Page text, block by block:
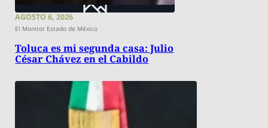
AGOSTO 6, 2026
El Monitor Estado de México
Toluca es mi segunda casa: Julio
César Chávez en el Cabildo